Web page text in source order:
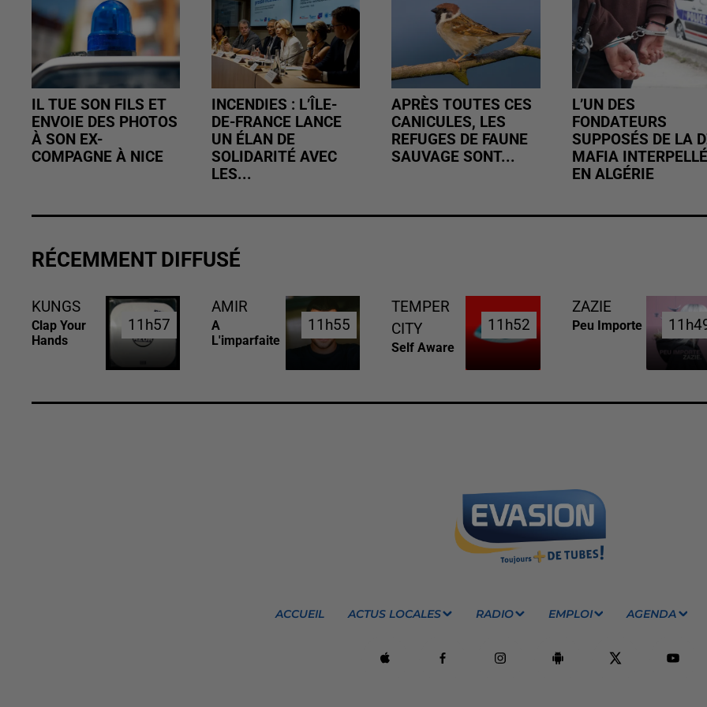
IL TUE SON FILS ET
ENVOIE DES PHOTOS
À SON EX-
COMPAGNE À NICE
INCENDIES : L’ÎLE-
DE-FRANCE LANCE
UN ÉLAN DE
SOLIDARITÉ AVEC
LES...
APRÈS TOUTES CES
CANICULES, LES
REFUGES DE FAUNE
SAUVAGE SONT...
L’UN DES
FONDATEURS
SUPPOSÉS DE LA
MAFIA INTERPELLÉ
EN ALGÉRIE
RÉCEMMENT DIFFUSÉ
KUNGS
Clap Your
Hands
11h57
11h57
AMIR
A
L'imparfaite
11h55
11h55
TEMPER
CITY
Self Aware
11h52
11h52
ZAZIE
Peu Importe
ACCUEIL ACTUS LOCALES RADIO EMPLOI AGENDA